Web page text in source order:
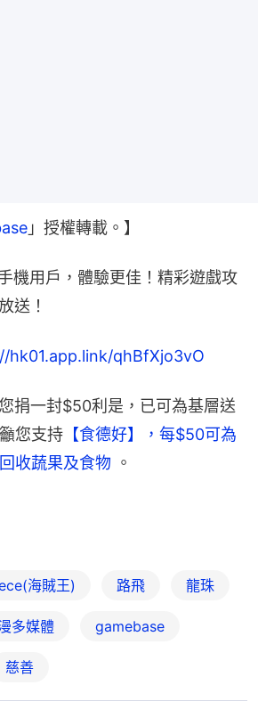
」授權轉載。】
機用戶，體驗更佳！精彩遊戲攻
送！
hk01.app.link/qhBfXjo3vO
捐一封$50利是，已可為基層送
您支持 【食德好】，每$50可為
收蔬果及食物 。
海賊王) 路飛 龍珠
多媒體 gamebase
慈善